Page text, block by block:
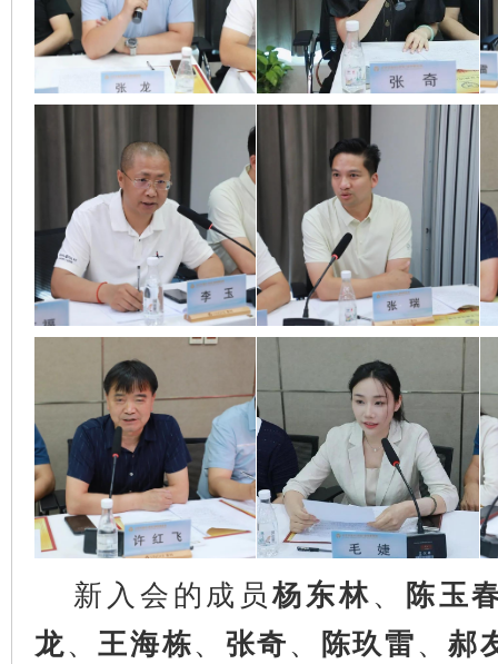
新入会的成员杨东林、 陈玉
龙、王海栋、 张奇、 陈玖雷、郝